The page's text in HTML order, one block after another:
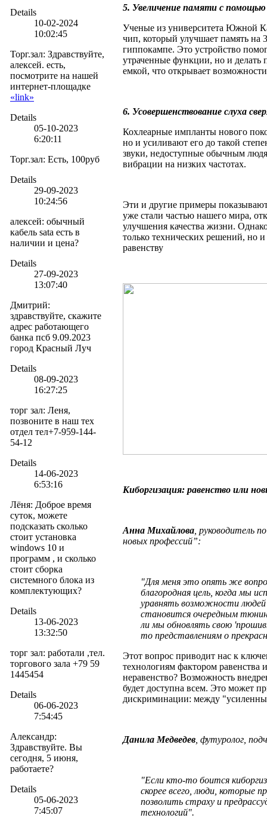
Details
10-02-2024
10:02:45
Торг.зал: Здравствуйте,
алексей. есть,
посмотрите на нашей
интернет-площадке
«link»
Details
05-10-2023
6:20:11
Торг.зал: Есть, 100руб
Details
29-09-2023
10:24:56
алексей: обычный
кабель sata есть в
наличии и цена?
Details
27-09-2023
13:07:40
Дмитрий:
здравствуйте, скажите
адрес работающего
банка псб 9.09.2023
город Красный Луч
Details
08-09-2023
16:27:25
торг зал: Леня,
позвоните в наш тех
отдел тел+7-959-144-
54-12
Details
14-06-2023
6:53:16
Лёня: Доброе время
суток, можете
подсказать сколько
стоит установка
windows 10 и
программ , и сколько
стоит сборка
системного блока из
комплектующих?
Details
13-06-2023
13:32:50
торг зал: работали ,тел.
торгового зала +79 59
1445454
Details
06-06-2023
7:54:45
Александр:
Здравствуйте. Вы
сегодня, 5 июня,
работаете?
Details
05-06-2023
7:45:07
5. Увеличение памяти с
Ученые из университета Южной
чип, который улучшает память на
гиппокампе. Это устройство
утраченные функции, но и делать
емкой, что открывает
6. Усовершенствование слуха
Кохлеарные импланты нового
но и усиливают его до такой
звуки, недоступные обычным
вибрации на низких частотах.
Эти и другие примеры
уже стали частью нашего мира,
улучшения качества жизни.
только технических решений, но
равенству
Киборгизация: равенство или
Анна Михайлова , руководитель
новых профессий”:
"Для меня это опять же
благородная цель, когда мы
уравнять возможности
становится очередным
ли мы обновлять свою
то представлениям о
Этот вопрос приводит нас к
технологиям фактором
неравенство? Возможность
будет доступна всем. Это может
дискриминации: между
Данила Медведев , футуролог,
"Если кто-то боится
скорее всего, люди, которые
позволить страху и
технологий".